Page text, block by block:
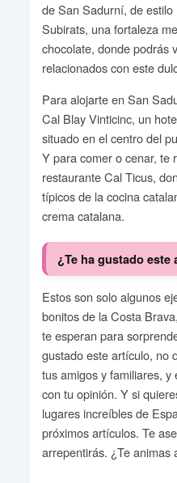
de San Sadurní, de
Subirats, una fortaleza
chocolate, donde podrás
relacionados con este
Para alojarte en San
Cal Blay Vinticinc, un
situado en el centro del
Y para comer o cenar, te
restaurante Cal Ticus,
típicos de la cocina
crema catalana.
¿Te ha gustado este
Estos son solo algunos
bonitos de la Costa
te esperan para
gustado este artículo, no
tus amigos y familiares,
con tu opinión. Y si
lugares increíbles de
próximos artículos. Te
arrepentirás. ¿Te animas